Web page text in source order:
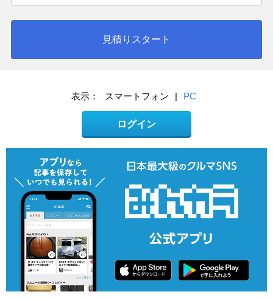
見積りスタート
表示： スマートフォン | PC
ログイン